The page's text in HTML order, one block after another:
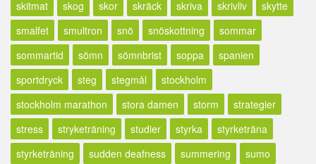
skitmat
skog skor skräck skriva skrivliv
skytte
smalfet
smultron snö snöskottning
sommar
sommartid
sömn sömnbrist soppa
spanien
sportdryck
steg stegmål
stockholm
stockholm marathon
stora damen storm
strategier
stress
stryketräning studier styrka
styrketräna
styrketräning
sudden deafness summering
sumo